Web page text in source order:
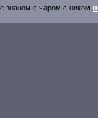
знаком с чаром с ником